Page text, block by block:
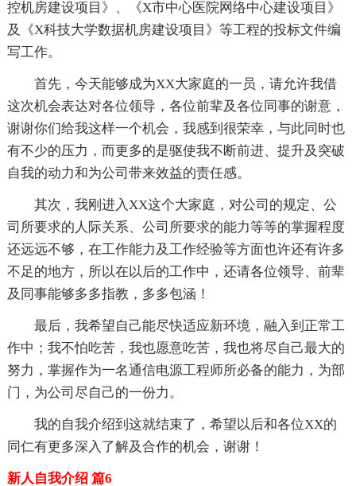
控机房建设项目》、《X市中心医院网络中心建设项目》
及《X科技大学数据机房建设项目》等工程的投标文件编
写工作。
首先，今天能够成为XX大家庭的一员，请允许我借
这次机会表达对各位领导，各位前辈及各位同事的谢意，
谢谢你们给我这样一个机会，我感到很荣幸，与此同时也
有不少的压力，而更多的是驱使我不断前进、提升及突破
自我的动力和为公司带来效益的责任感。
其次，我刚进入XX这个大家庭，对公司的规定、公
司所要求的人际关系、公司所要求的能力等等的掌握程度
还远远不够，在工作能力及工作经验等方面也许还有许多
不足的地方，所以在以后的工作中，还请各位领导、前辈
及同事能够多多指教，多多包涵！
最后，我希望自己能尽快适应新环境，融入到正常工
作中；我不怕吃苦，我也愿意吃苦，我也将尽自己最大的
努力，掌握作为一名通信电源工程师所必备的能力，为部
门，为公司尽自己的一份力。
我的自我介绍到这就结束了，希望以后和各位XX的
同仁有更多深入了解及合作的机会，谢谢！
新人自我介绍 篇6